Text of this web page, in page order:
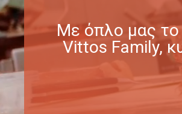
Με όπλο μας το
Vittos Family,